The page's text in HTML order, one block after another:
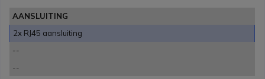
AANSLUITING
2x RJ45 aansluiting
--
--